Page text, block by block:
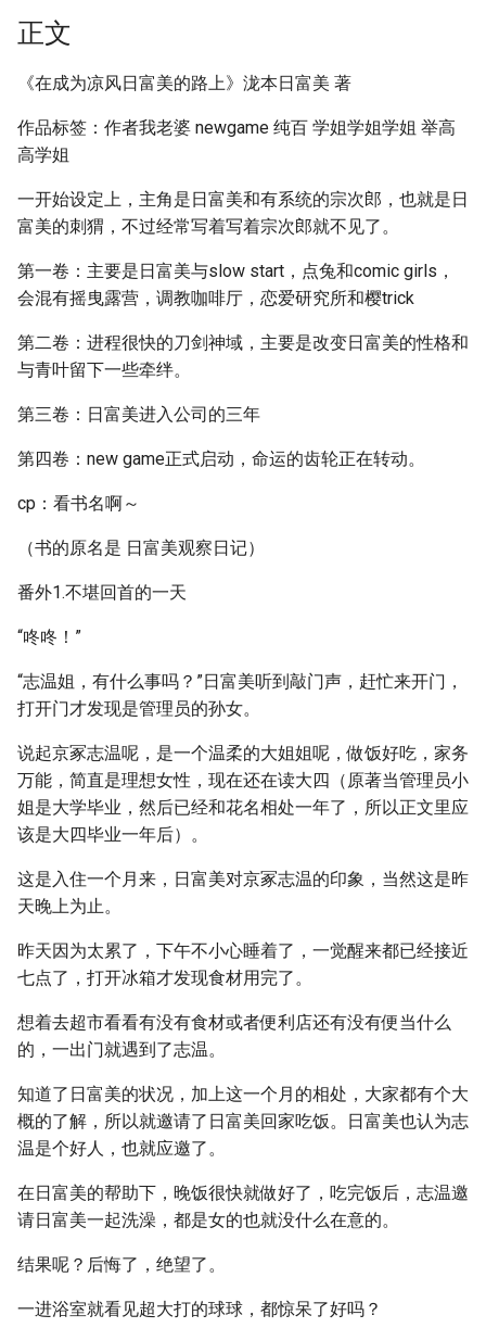
正文
《在成为凉风日富美的路上》泷本日富美 著
作品标签：作者我老婆 newgame 纯百 学姐学姐学姐 举高
高学姐
一开始设定上，主角是日富美和有系统的宗次郎，也就是日
富美的刺猬，不过经常写着写着宗次郎就不见了。
第一卷：主要是日富美与slow start，点兔和comic girls，
会混有摇曳露营，调教咖啡厅，恋爱研究所和樱trick
第二卷：进程很快的刀剑神域，主要是改变日富美的性格和
与青叶留下一些牵绊。
第三卷：日富美进入公司的三年
第四卷：new game正式启动，命运的齿轮正在转动。
cp：看书名啊～
（书的原名是 日富美观察日记）
番外1.不堪回首的一天
“咚咚！”
“志温姐，有什么事吗？”日富美听到敲门声，赶忙来开门，
打开门才发现是管理员的孙女。
说起京冢志温呢，是一个温柔的大姐姐呢，做饭好吃，家务
万能，简直是理想女性，现在还在读大四（原著当管理员小
姐是大学毕业，然后已经和花名相处一年了，所以正文里应
该是大四毕业一年后）。
这是入住一个月来，日富美对京冢志温的印象，当然这是昨
天晚上为止。
昨天因为太累了，下午不小心睡着了，一觉醒来都已经接近
七点了，打开冰箱才发现食材用完了。
想着去超市看看有没有食材或者便利店还有没有便当什么
的，一出门就遇到了志温。
知道了日富美的状况，加上这一个月的相处，大家都有个大
概的了解，所以就邀请了日富美回家吃饭。日富美也认为志
温是个好人，也就应邀了。
在日富美的帮助下，晚饭很快就做好了，吃完饭后，志温邀
请日富美一起洗澡，都是女的也就没什么在意的。
结果呢？后悔了，绝望了。
一进浴室就看见超大打的球球，都惊呆了好吗？